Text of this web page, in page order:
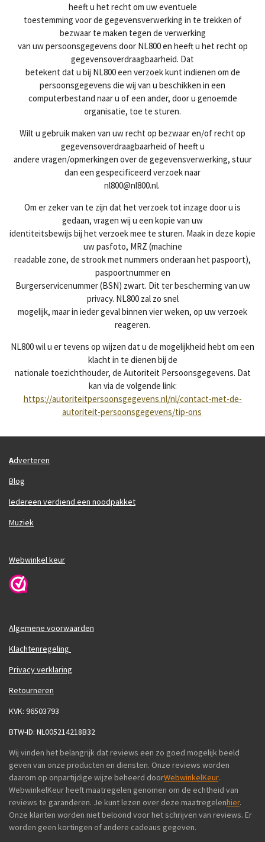
heeft u het recht om uw eventuele
toestemming voor de gegevensverwerking in te trekken of
bezwaar te maken tegen de verwerking
van uw persoonsgegevens door NL800 en heeft u het recht op
gegevensoverdraagbaarheid. Dat
betekent dat u bij NL800 een verzoek kunt indienen om de
persoonsgegevens die wij van u beschikken in een
computerbestand naar u of een ander, door u genoemde
organisatie, toe te sturen.
Wilt u gebruik maken van uw recht op bezwaar en/of recht op
gegevensoverdraagbaarheid of heeft u
andere vragen/opmerkingen over de gegevensverwerking, stuur
dan een gespecificeerd verzoek naar
nl800@nl800.nl.
Om er zeker van te zijn dat het verzoek tot inzage door u is
gedaan, vragen wij u een kopie van uw
identiteitsbewijs bij het verzoek mee te sturen. Maak in deze kopie
uw pasfoto, MRZ (machine
readable zone, de strook met nummers onderaan het paspoort),
paspoortnummer en
Burgerservicenummer (BSN) zwart. Dit ter bescherming van uw
privacy. NL800 zal zo snel
mogelijk, maar in ieder geval binnen vier weken, op uw verzoek
reageren.
NL800 wil u er tevens op wijzen dat u de mogelijkheid hebt om een
klacht in te dienen bij de
nationale toezichthouder, de Autoriteit Persoonsgegevens. Dat
kan via de volgende link:
https://autoriteitpersoonsgegevens.nl/nl/contact-met-de-
autoriteit-persoonsgegevens/tip-ons
Adverteren
Blog
Iedereen verdiend een noodpakket
Muziek
Webwinkel keur
Algemene voorwaarden
Klachtenregeling
Privacy verklaring
Retourneren
KVK: 96503793
BTW-ID: NL005214218B32
Wij vinden het belangrijk dat reviews een zo goed mogelijk beeld
geven van onze producten en diensten. Onze reviews worden
daarom op onpartijdige wijze beheerd doorWebwinkelKeur.
WebwinkelKeur heeft maatregelen genomen om de echtheid van
reviews te garanderen. Je kunt lezen over deze maatregelenhier.
Onze klanten worden niet beloond voor het schrijven van reviews. Er
worden geen kortingen of andere cadeaus gegeven.